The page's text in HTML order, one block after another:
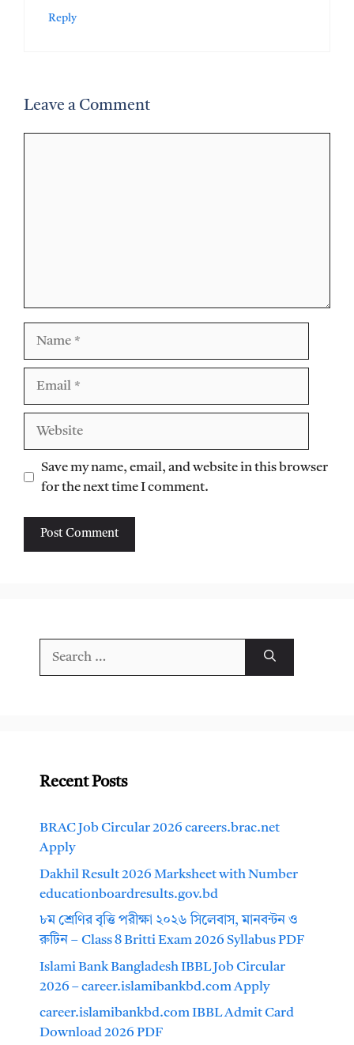
Reply
Leave a Comment
Save my name, email, and website in this browser
for the next time I comment.
Recent Posts
BRAC Job Circular 2026 careers.brac.net
Apply
Dakhil Result 2026 Marksheet with Number
educationboardresults.gov.bd
৮ম শ্রেণির বৃত্তি পরীক্ষা ২০২৬ সিলেবাস, মানবন্টন ও
রুটিন – Class 8 Britti Exam 2026 Syllabus PDF
Islami Bank Bangladesh IBBL Job Circular
2026 – career.islamibankbd.com Apply
career.islamibankbd.com IBBL Admit Card
Download 2026 PDF